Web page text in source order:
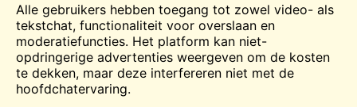
Alle gebruikers hebben toegang tot zowel video- als
tekstchat, functionaliteit voor overslaan en
moderatiefuncties. Het platform kan niet-
opdringerige advertenties weergeven om de kosten
te dekken, maar deze interfereren niet met de
hoofdchatervaring.